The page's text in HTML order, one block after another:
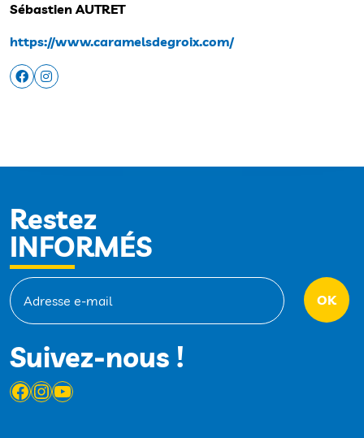
Sébastien AUTRET
https://www.caramelsdegroix.com/
Restez
INFORMÉS
Suivez-nous !
Facebook
Instagram
YouTube